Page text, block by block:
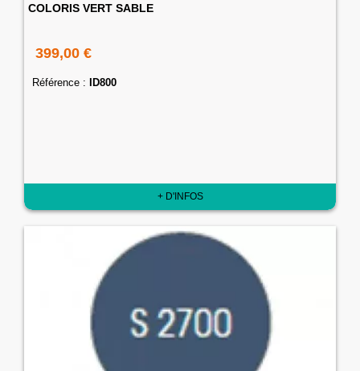
COLORIS VERT SABLE
399,00 €
Référence : ID800
+ D'INFOS